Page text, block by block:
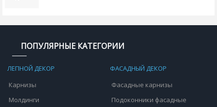
ПОПУЛЯРНЫЕ КАТЕГОРИИ
ЛЕПНОЙ ДЕКОР
Карнизы
Молдинги
ФАСАДНЫЙ ДЕКОР
Фасадные карнизы
Подоконники фасадные